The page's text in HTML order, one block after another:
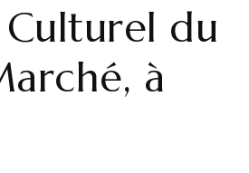
Culturel du
à